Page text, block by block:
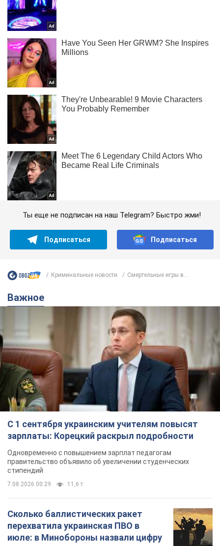
Ты еще не подписан на наш Telegram? Быстро жми!
Подписаться Подписаться
Криминальные новости Смертельные игры в...
Важное
С 1 сентября украинским учителям повысят
зарплаты: Корецкий раскрыл подробности
Одновременно с повышением зарплат педагогам
правительство объявило об увеличении студенческих
стипендий
7.08.2026 00:29 11,6 т.
Сколько баллистических ракет
перехватила украинская ПВО в
июле: в Минобороны назвали цифру